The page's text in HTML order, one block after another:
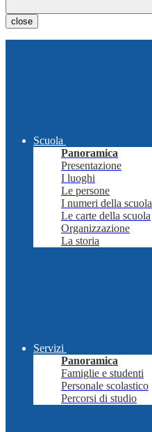
close
Scuola
Panoramica
Presentazione
I luoghi
Le persone
I numeri della scuola
Le carte della scuola
Organizzazione
La storia
Servizi
Panoramica
Famiglie e studenti
Personale scolastico
Percorsi di studio